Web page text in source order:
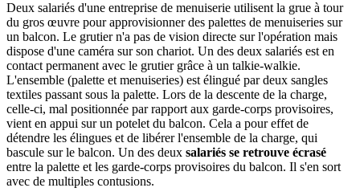
Deux salariés d'une entreprise de menuiserie utilisent la grue à tour
du gros œuvre pour approvisionner des palettes de menuiseries sur
un balcon. Le grutier n'a pas de vision directe sur l'opération mais
dispose d'une caméra sur son chariot. Un des deux salariés est en
contact permanent avec le grutier grâce à un talkie-walkie.
L'ensemble (palette et menuiseries) est élingué par deux sangles
textiles passant sous la palette. Lors de la descente de la charge,
celle-ci, mal positionnée par rapport aux garde-corps provisoires,
vient en appui sur un potelet du balcon. Cela a pour effet de
détendre les élingues et de libérer l'ensemble de la charge, qui
bascule sur le balcon. Un des deux salariés se retrouve écrasé
entre la palette et les garde-corps provisoires du balcon. Il s'en sort
avec de multiples contusions.